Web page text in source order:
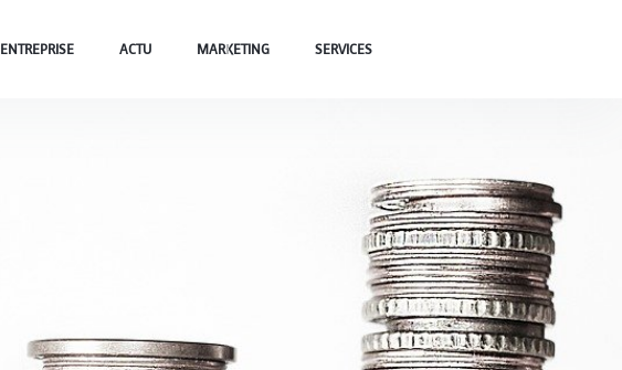
ENTREPRISE ACTU MARKETING SERVICES